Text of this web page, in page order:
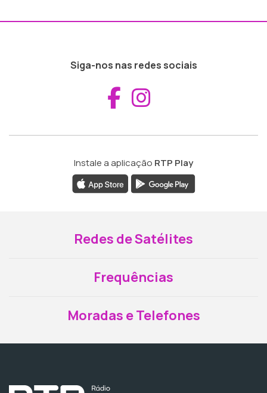
Siga-nos nas redes sociais
Aceder ao
Instale a aplicação RTP Play
Redes de Satélites
Frequências
Moradas e Telefones